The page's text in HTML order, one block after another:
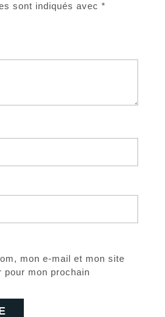
sont indiqués avec *
mon e-mail et mon site
pour mon prochain